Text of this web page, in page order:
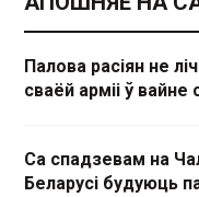
Палова расіян не
сваёй арміі ў вайне
Са спадзевам на
Беларусі будуюць